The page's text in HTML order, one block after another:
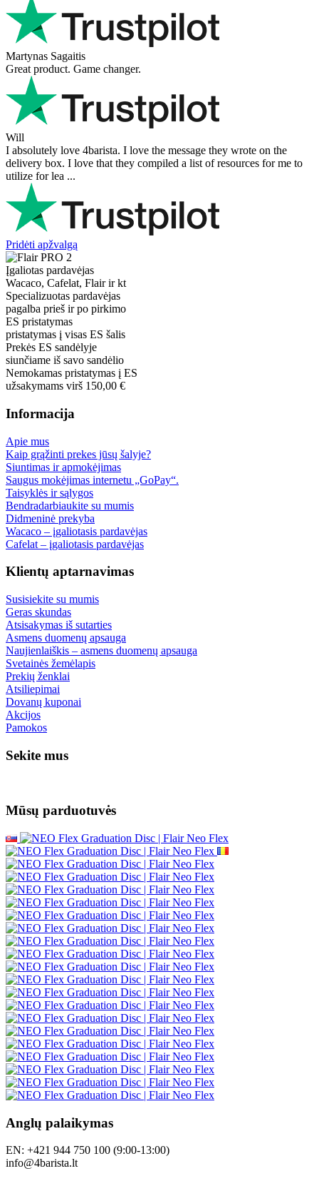
Martynas Sagaitis
Great product. Game changer.
Will
I absolutely love 4barista. I love the message they wrote on the
delivery box. I love that they compiled a list of resources for me to
utilize for lea ...
Pridėti apžvalgą
Įgaliotas pardavėjas
Wacaco, Cafelat, Flair ir kt
Specializuotas pardavėjas
pagalba prieš ir po pirkimo
ES pristatymas
pristatymas į visas ES šalis
Prekės ES sandėlyje
siunčiame iš savo sandėlio
Nemokamas pristatymas į ES
užsakymams virš 150,00 €
Informacija
Apie mus
Kaip grąžinti prekes jūsų šalyje?
Siuntimas ir apmokėjimas
Saugus mokėjimas internetu „GoPay“.
Taisyklės ir sąlygos
Bendradarbiaukite su mumis
Didmeninė prekyba
Wacaco – įgaliotasis pardavėjas
Cafelat – įgaliotasis pardavėjas
Klientų aptarnavimas
Susisiekite su mumis
Geras skundas
Atsisakymas iš sutarties
Asmens duomenų apsauga
Naujienlaiškis – asmens duomenų apsauga
Svetainės žemėlapis
Prekių ženklai
Atsiliepimai
Dovanų kuponai
Akcijos
Pamokos
Sekite mus
Mūsų parduotuvės
Anglų palaikymas
EN: +421 944 750 100 (9:00-13:00)
info@4barista.lt